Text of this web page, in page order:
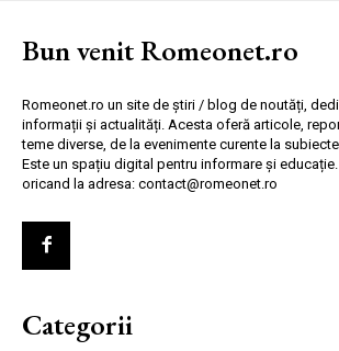
Bun venit Romeonet.ro
Romeonet.ro un site de știri / blog de noutăți,
informații și actualități. Acesta oferă articole,
teme diverse, de la evenimente curente la
Este un spațiu digital pentru informare și
oricand la adresa: contact@romeonet.ro
Categorii